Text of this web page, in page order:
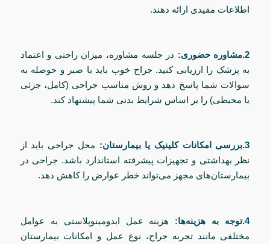
اطلاعات مفیدی ارائه دهند.
2.مشاوره حضوری:
در جلسه مشاوره، میزان راحتی و اعتماد
به پزشک را ارزیابی کنید. جراح خوب باید با صبر و حوصله به
سوالات شما پاسخ دهد و روش مناسب جراحی (کامل، جزئی
یا محیطی) را بر اساس شرایط بدنی شما پیشنهاد کند.
3.بررسی امکانات کلینیک یا بیمارستان:
محل جراحی باید از
نظر بهداشتی و تجهیزات پیشرفته استاندارد باشد. جراحی در
بیمارستان‌های مجهز می‌تواند خطر عوارض را کاهش دهد.
4.توجه به هزینه‌ها:
هزینه عمل ابدومینوپلاستی به عوامل
مختلفی مانند تجربه جراح، نوع عمل و امکانات بیمارستان